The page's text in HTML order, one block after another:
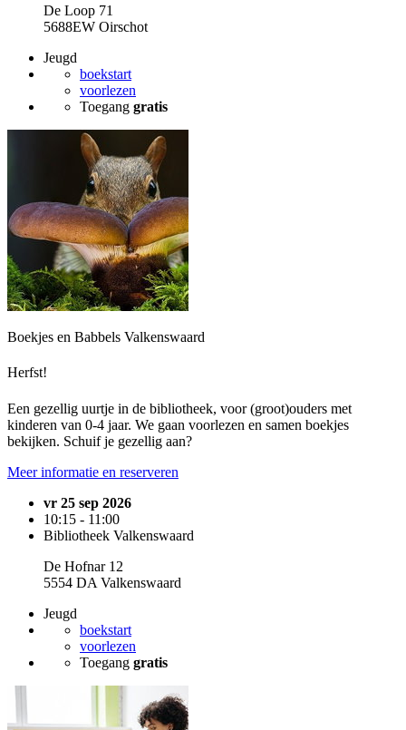
De Loop 71
5688EW Oirschot
Jeugd
boekstart
voorlezen
Toegang gratis
Boekjes en Babbels Valkenswaard
Herfst!
Een gezellig uurtje in de bibliotheek, voor (groot)ouders met
kinderen van 0-4 jaar. We gaan voorlezen en samen boekjes
bekijken. Schuif je gezellig aan?
Meer informatie en reserveren
vr 25 sep 2026
10:15 - 11:00
Bibliotheek Valkenswaard
De Hofnar 12
5554 DA Valkenswaard
Jeugd
boekstart
voorlezen
Toegang gratis